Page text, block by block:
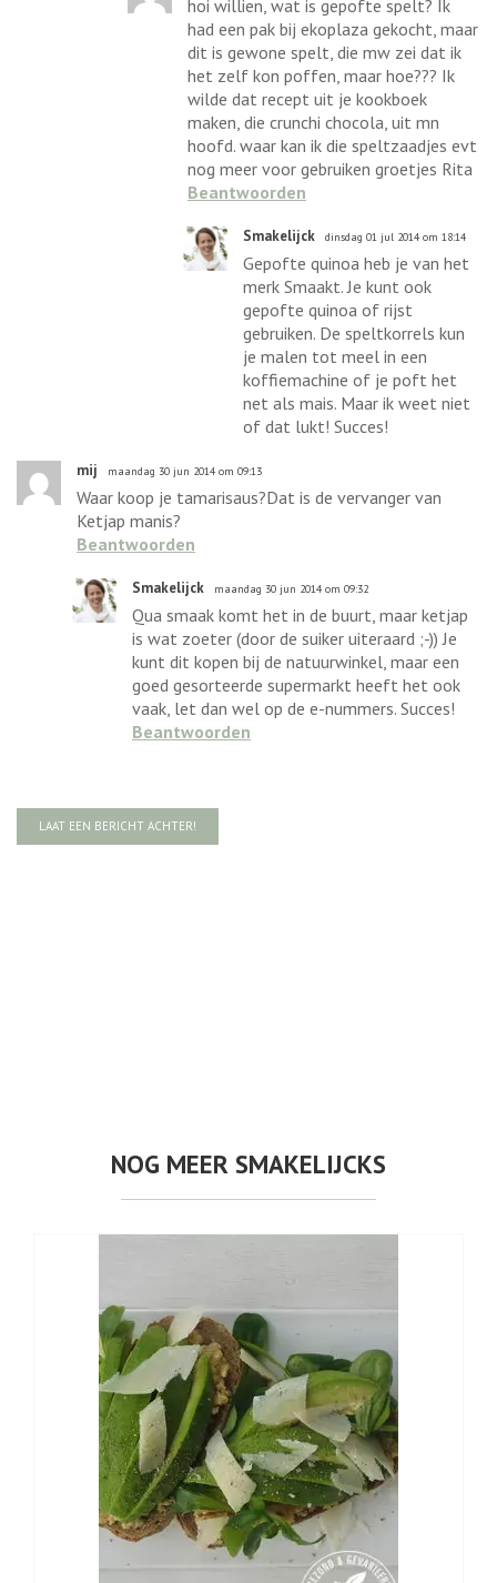
hoi willien, wat is gepofte spelt? Ik
had een pak bij ekoplaza gekocht, maar
dit is gewone spelt, die mw zei dat ik
het zelf kon poffen, maar hoe??? Ik
wilde dat recept uit je kookboek
maken, die crunchi chocola, uit mn
hoofd. waar kan ik die speltzaadjes evt
nog meer voor gebruiken groetjes Rita
Beantwoorden
Smakelijck dinsdag 01 jul 2014 om 18:14
Gepofte quinoa heb je van het
merk Smaakt. Je kunt ook
gepofte quinoa of rijst
gebruiken. De speltkorrels kun
je malen tot meel in een
koffiemachine of je poft het
net als mais. Maar ik weet niet
of dat lukt! Succes!
mij maandag 30 jun 2014 om 09:13
Waar koop je tamarisaus?Dat is de vervanger van
Ketjap manis?
Beantwoorden
Smakelijck maandag 30 jun 2014 om 09:32
Qua smaak komt het in de buurt, maar ketjap
is wat zoeter (door de suiker uiteraard ;-)) Je
kunt dit kopen bij de natuurwinkel, maar een
goed gesorteerde supermarkt heeft het ook
vaak, let dan wel op de e-nummers. Succes!
Beantwoorden
LAAT EEN BERICHT ACHTER!
NOG MEER SMAKELIJCKS